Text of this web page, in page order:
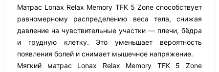
Матрас Lonax Relax Memory TFK 5 Zone способствует
равномерному распределению веса тела, снижая
давление на чувствительные участки — плечи, бёдра
и грудную клетку. Это уменьшает вероятность
появления болей и снимает мышечное напряжение.
Мягкий матрас Lonax Relax Memory TFK 5 Zone